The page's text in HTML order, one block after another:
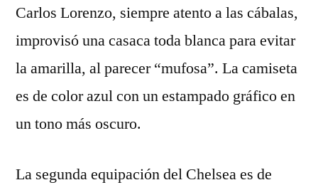
Carlos Lorenzo, siempre atento a las cábalas,
improvisó una casaca toda blanca para evitar
la amarilla, al parecer “mufosa”. La camiseta
es de color azul con un estampado gráfico en
un tono más oscuro.
La segunda equipación del Chelsea es de